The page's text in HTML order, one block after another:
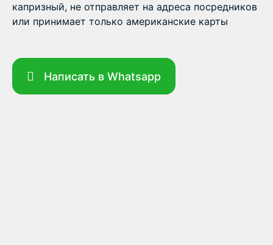
капризный, не отправляет на адреса посредников
или принимает только американские карты
Написать в Whatsapp